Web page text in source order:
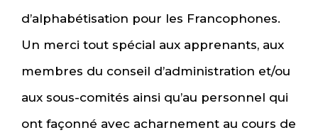
d’alphabétisation pour les Francophones.
Un merci tout spécial aux apprenants, aux
membres du conseil d’administration et/ou
aux sous-comités ainsi qu’au personnel qui
ont façonné avec acharnement au cours de